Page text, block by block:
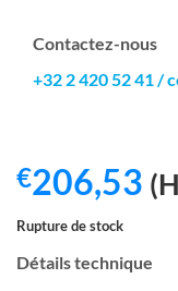
Contactez-nous
+32 2 420 52 41/
€206,53
Rupture de stock
Détails technique